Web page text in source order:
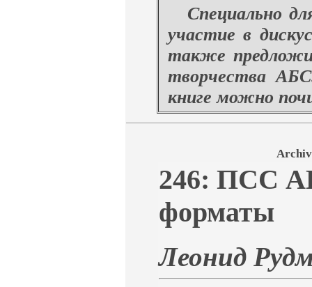
Специально
участие в
также
творчества
книге можно
Archiv
246: ПСС
форматы
Леонид